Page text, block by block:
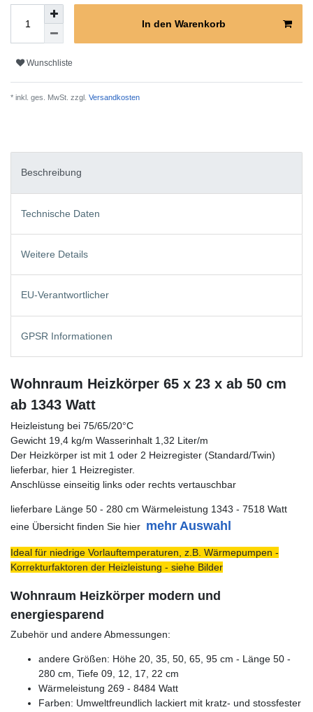
In den Warenkorb
Wunschliste
* inkl. ges. MwSt. zzgl. Versandkosten
Beschreibung
Technische Daten
Weitere Details
EU-Verantwortlicher
GPSR Informationen
Wohnraum Heizkörper 65 x 23 x ab 50 cm
ab 1343 Watt
Heizleistung bei 75/65/20°C
Gewicht 19,4 kg/m Wasserinhalt 1,32 Liter/m
Der Heizkörper ist mit 1 oder 2 Heizregister (Standard/Twin)
lieferbar, hier 1 Heizregister.
Anschlüsse einseitig links oder rechts vertauschbar
lieferbare Länge 50 - 280 cm Wärmeleistung 1343 - 7518 Watt
eine Übersicht finden Sie hier mehr Auswahl
Ideal für niedrige Vorlauftemperaturen, z.B. Wärmepumpen -
Korrekturfaktoren der Heizleistung - siehe Bilder
Wohnraum Heizkörper modern und
energiesparend
Zubehör und andere Abmessungen:
andere Größen: Höhe 20, 35, 50, 65, 95 cm - Länge 50 -
280 cm, Tiefe 09, 12, 17, 22 cm
Wärmeleistung 269 - 8484 Watt
Farben: Umweltfreundlich lackiert mit kratz- und stossfester